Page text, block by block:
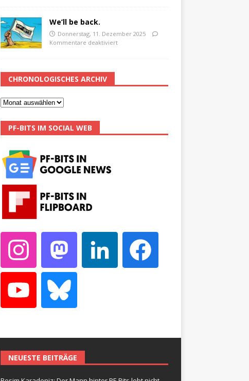
We’ll be back.
Donnerstag, 11. Dezember 2025
Kommentare deaktiviert
CHRONOLOGISCHES ARCHIV
PF-BITS IM SOCIAL WEB
NEUESTE BEITRÄGE